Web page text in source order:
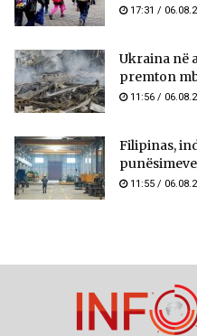
17:31 /
Ukraina në
premton
11:56 /
Filipinas,
11:55 /